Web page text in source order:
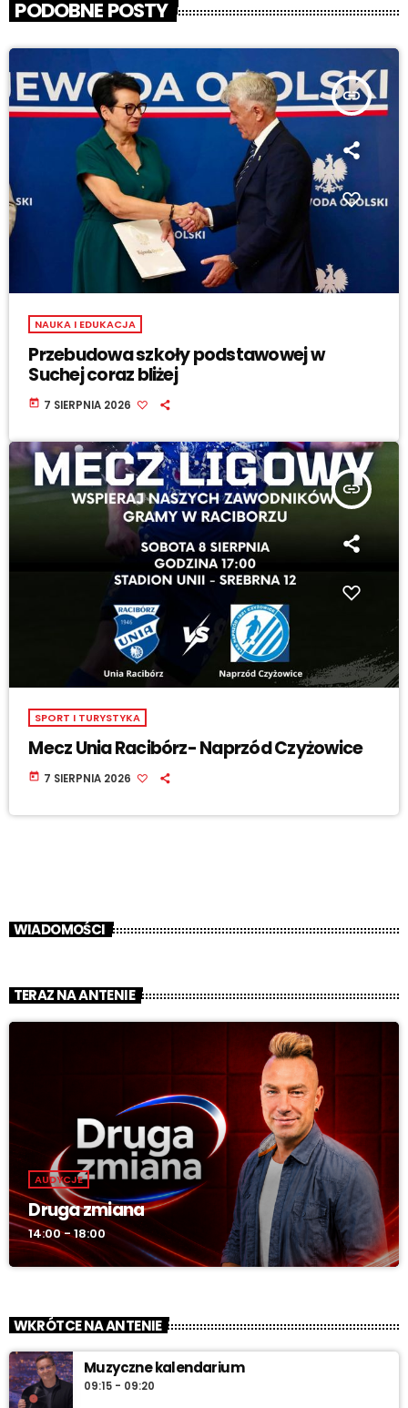
PODOBNE POSTY
insert_link
NAUKA I EDUKACJA
Przebudowa szkoły podstawowej w
Suchej coraz bliżej
today 7 SIERPNIA 2026
insert_link
SPORT I TURYSTYKA
Mecz Unia Racibórz- Naprzód Czyżowice
today 7 SIERPNIA 2026
WIADOMOŚCI
TERAZ NA ANTENIE
AUDYCJE
Druga zmiana
14:00 - 18:00
WKRÓTCE NA ANTENIE
Muzyczne kalendarium
09:15 - 09:20